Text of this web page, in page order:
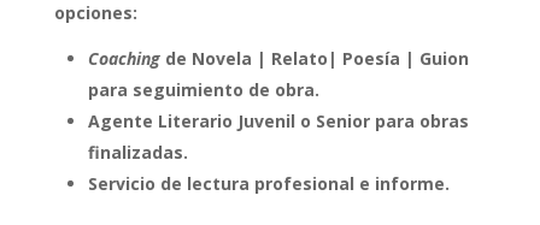
opciones:
Coachingde Novela | Relato| Poesía | Guion
para seguimiento de obra.
Agente Literario Juvenil o Senior para obras
finalizadas.
Servicio de lectura profesional e informe.